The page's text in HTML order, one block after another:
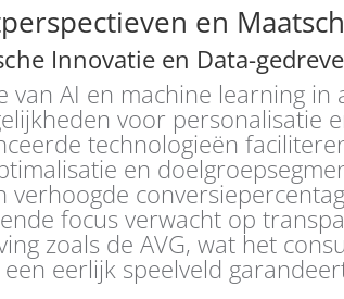
en
Innovatie en Data-
van AI en machine learning
voor personalisatie
technologieën
en
verhoogde
focus verwacht op
zoals de AVG, wat het
eerlijk speelveld